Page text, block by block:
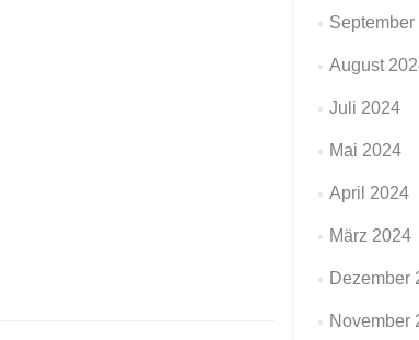
September
August
Juli 2024
Mai 2024
April 2024
März 2024
Dezember
November